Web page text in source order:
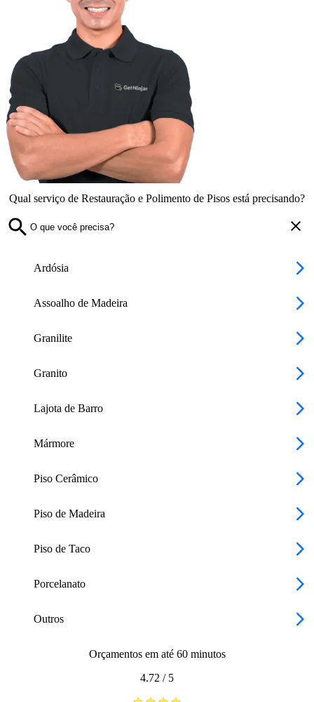
Qual serviço de Restauração e Polimento de Pisos está precisando?
Ardósia
Assoalho de Madeira
Granilite
Granito
Lajota de Barro
Mármore
Piso Cerâmico
Piso de Madeira
Piso de Taco
Porcelanato
Outros
Orçamentos em até 60 minutos
4.72 / 5